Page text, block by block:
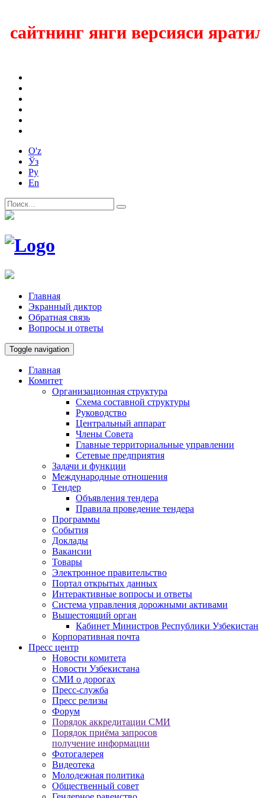
янги версияси
O'z
Ўз
Ру
En
Главная
Экранный диктор
Обратная связь
Вопросы и ответы
Toggle navigation
Главная
Комитет
Организационная структура
Схема составной структуры
Руководство
Центральный аппарат
Члены Совета
Главные территориальные управлении
Сетевые предприятия
Задачи и функции
Международные отношения
Tендер
Объявления тендера
Правила проведение тендера
Программы
Cобытия
Доклады
Вакансии
Товары
Электронное правительство
Портал открытых данных
Интерактивные вопросы и ответы
Система управления дорожными активами
Вышестоящий орган
Кабинет Министров Республики Узбекистан
Корпоративная почта
Пресс центр
Новости комитета
Новости Узбекистана
СМИ о дорогах
Пресс-служба
Пресс релизы
Форум
Порядок аккредитации СМИ
Порядок приёма запросов
получение информации
Фотогалерея
Видеотека
Молодежная политика
Общественный совет